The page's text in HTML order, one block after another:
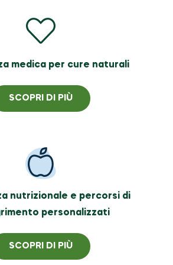
medica per cure naturali
SCOPRI DI PIÙ
nutrizionale e percorsi di
personalizzati
SCOPRI DI PIÙ